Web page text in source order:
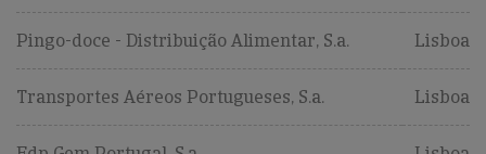
Pingo-doce - Distribuição Alimentar, S.a. Lisboa
Transportes Aéreos Portugueses, S.a. Lisboa